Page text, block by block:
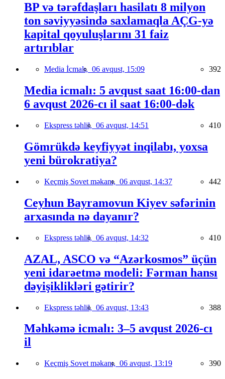
BP və tərəfdaşları hasilatı 8 milyon
ton səviyyəsində saxlamaqla AÇG-yə
kapital qoyuluşlarını 31 faiz
artırıblar
Media İcmalı, 06 avqust, 15:09 392
Media icmalı: 5 avqust saat 16:00-dan
6 avqust 2026-cı il saat 16:00-dək
Ekspress təhlil, 06 avqust, 14:51 410
Gömrükdə keyfiyyət inqilabı, yoxsa
yeni bürokratiya?
Keçmiş Sovet məkanı, 06 avqust, 14:37 442
Ceyhun Bayramovun Kiyev səfərinin
arxasında nə dayanır?
Ekspress təhlil, 06 avqust, 14:32 410
AZAL, ASCO və “Azərkosmos” üçün
yeni idarəetmə modeli: Fərman hansı
dəyişiklikləri gətirir?
Ekspress təhlil, 06 avqust, 13:43 388
Məhkəmə icmalı: 3–5 avqust 2026-cı
il
Keçmiş Sovet məkanı, 06 avqust, 13:19 390